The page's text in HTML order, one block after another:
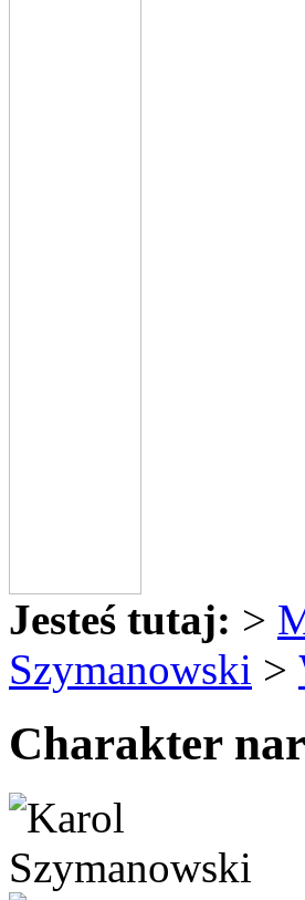
Jesteś tutaj: >
Szymanowski >
Charakter